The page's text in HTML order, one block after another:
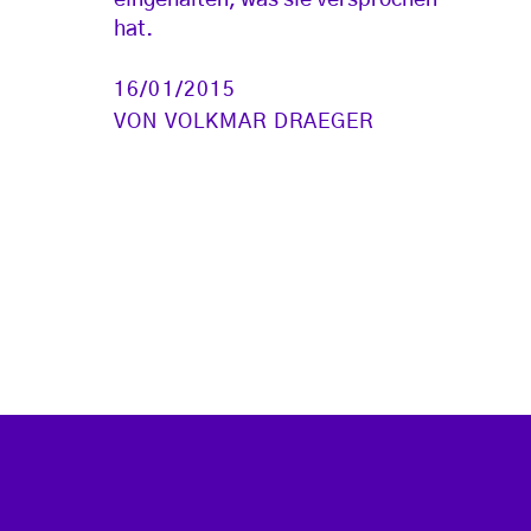
hat.
16/01/2015
VON VOLKMAR DRAEGER